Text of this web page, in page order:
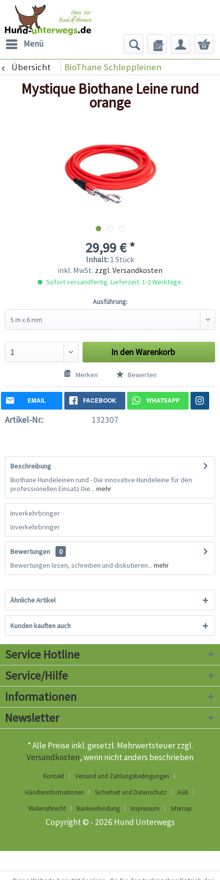
Menü
Übersicht BioThane Schleppleinen
Mystique Biothane Leine rund
orange
29,99 € *
Inhalt: 1 Stück
inkl. MwSt. zzgl. Versandkosten
Sofort versandfertig. Lieferzeit: 1-2 Werktage.
Ausführung:
In denWarenkorb
Merken Bewerten
EMAIL FACEBOOK WHATSAPP
Artikel-Nr.: 132307
Beschreibung
Biothane Hundeleinen rund - Die innovative Hundeleine für den
professionellen Einsatz Die... mehr
Inverkehrbringer
Inverkehrbringer
Bewertungen
0
Bewertungen lesen, schreiben und diskutieren... mehr
Ähnliche Artikel
Kunden kauften auch
Service Hotline
Service/Hilfe
Informationen
Newsletter
* Alle Preise inkl. gesetzl. Mehrwertsteuer zzgl.
Versandkosten, wenn nicht anders beschrieben
Kontakt
Versand und Zahlungsbedingungen
Händlerinformationen
Sicherheit und Datenschutz
AGB
Widerrufsrecht
Bankverbindung Impressum Sitemap
Copyright © - 2026 Hund Unterwegs